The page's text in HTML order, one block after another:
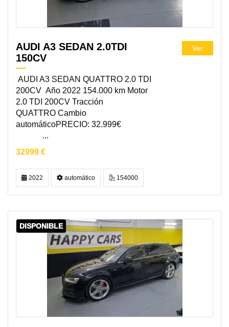
AUDI A3 SEDAN 2.0TDI
150CV
AUDI A3 SEDAN QUATTRO 2.0 TDI
200CV Año 2022 154.000 km Motor
2.0 TDI 200CV Tracción
QUATTRO Cambio
automáticoPRECIO: 32.999€
...
32999 €
Ver
2022 automático 154000
DISPONIBLE